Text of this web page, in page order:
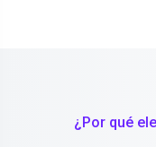
¿Por qué